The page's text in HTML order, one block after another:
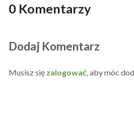
0 Komentarzy
Dodaj Komentarz
Musisz się zalogować , aby móc